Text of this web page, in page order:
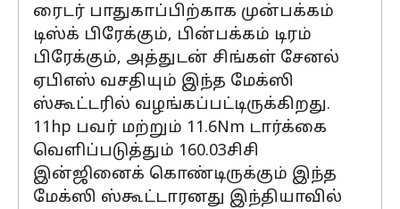
ரைடர் பாதுகாப்பிற்காக முன்பக்கம்
டிஸ்க் பிரேக்கும், பின்பக்கம் டிரம்
பிரேக்கும், அத்துடன் சிங்கள் சேனல்
ஏபிஎஸ் வசதியும் இந்த மேக்ஸி
ஸ்கூட்டரில் வழங்கப்பட்டிருக்கிறது.
11hp பவர் மற்றும் 11.6Nm டார்க்கை
வெளிப்படுத்தும் 160.03சிசி
இன்ஜினைக் கொண்டிருக்கும் இந்த
மேக்ஸி ஸ்கூட்டாரனது இந்தியாவில்